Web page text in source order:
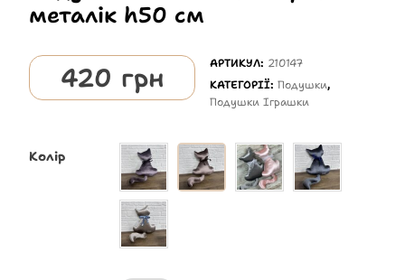
металік h50 см
420 грн АРТИКУЛ: 210147
КАТЕГОРІЇ:Подушки,
Подушки Іграшки
Колір